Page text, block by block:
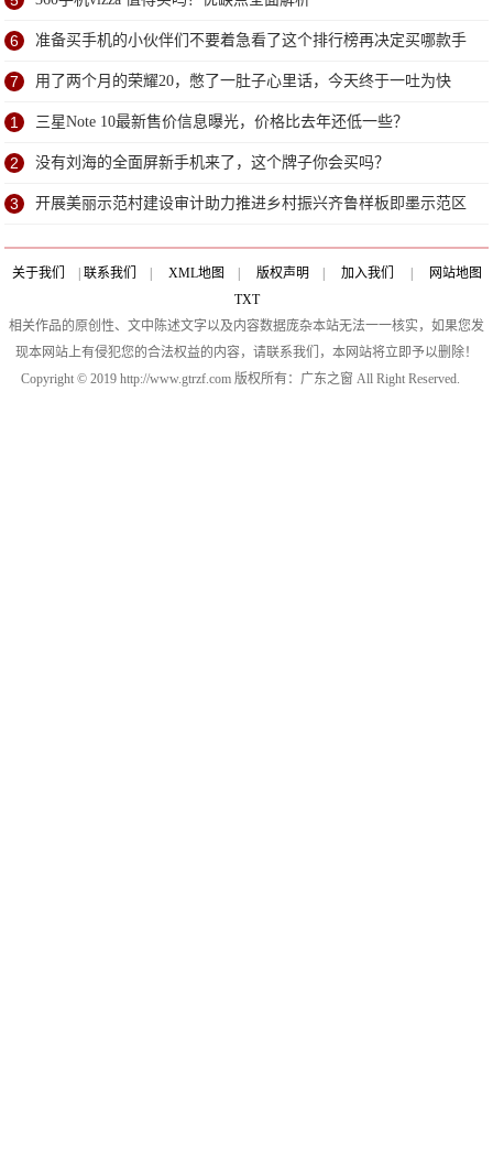
6 准备买手机的小伙伴们不要着急看了这个排行榜再决定买哪款手
机吧
7 用了两个月的荣耀20，憋了一肚子心里话，今天终于一吐为快
1 三星Note 10最新售价信息曝光，价格比去年还低一些？
2 没有刘海的全面屏新手机来了，这个牌子你会买吗？
3 开展美丽示范村建设审计助力推进乡村振兴齐鲁样板即墨示范区
建设
关于我们 联系我们 XML地图 版权声明 加入我们
网站地图
TXT
相关作品的原创性、文中陈述文字以及内容数据庞杂本站无法一一核实，如果您发
现本网站上有侵犯您的合法权益的内容，请联系我们，本网站将立即予以删除！
Copyright © 2019 http://www.gtrzf.com 版权所有：广东之窗 All Right Reserved.